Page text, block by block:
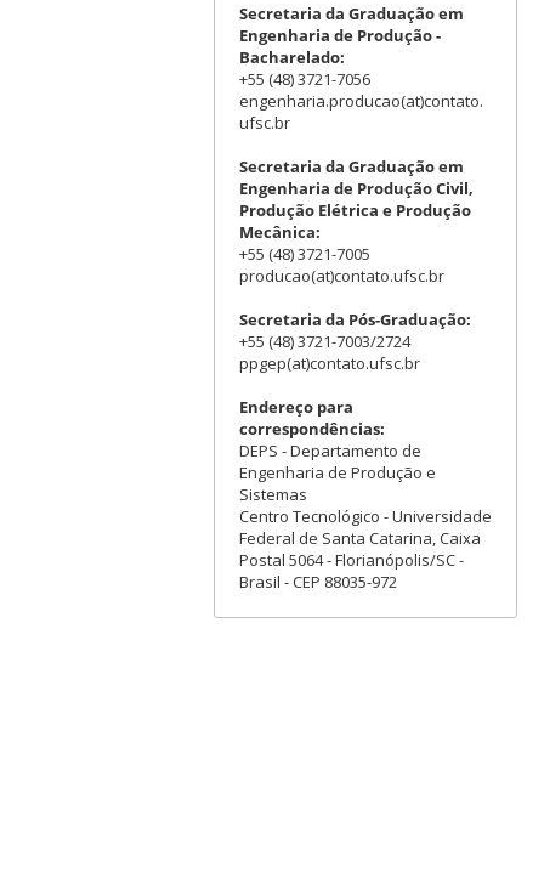
Secretaria da Graduação em
Engenharia de Produção -
Bacharelado:
+55 (48) 3721-7056
engenharia.producao(at)contato.
ufsc.br
Secretaria da Graduação em
Engenharia de Produção Civil,
Produção Elétrica e Produção
Mecânica:
+55 (48) 3721-7005
producao(at)contato.ufsc.br
Secretaria da Pós-Graduação:
+55 (48) 3721-7003/2724
ppgep(at)contato.ufsc.br
Endereço para
correspondências:
DEPS - Departamento de
Engenharia de Produção e
Sistemas
Centro Tecnológico - Universidade
Federal de Santa Catarina, Caixa
Postal 5064 - Florianópolis/SC -
Brasil - CEP 88035-972